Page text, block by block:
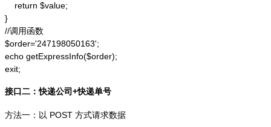
    return $value;
}
//调用函数
$order='247198050163';
echo getExpressInfo($order);
exit;
接口二：快递公司+快递单号
方法一：以 POST 方式请求数据